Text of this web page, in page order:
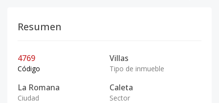
Resumen
4769
Código
Villas
Tipo de inmueble
La Romana
Ciudad
Caleta
Sector